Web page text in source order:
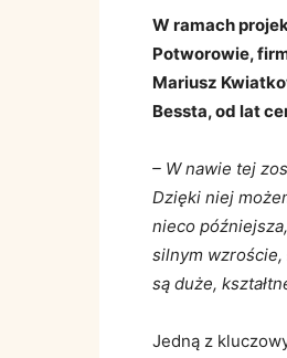
W ramach
Potworowie,
Mariusz
Bessta, od lat
– W nawie tej
Dzięki niej
nieco
silnym wzroście,
są duże,
Jedną z